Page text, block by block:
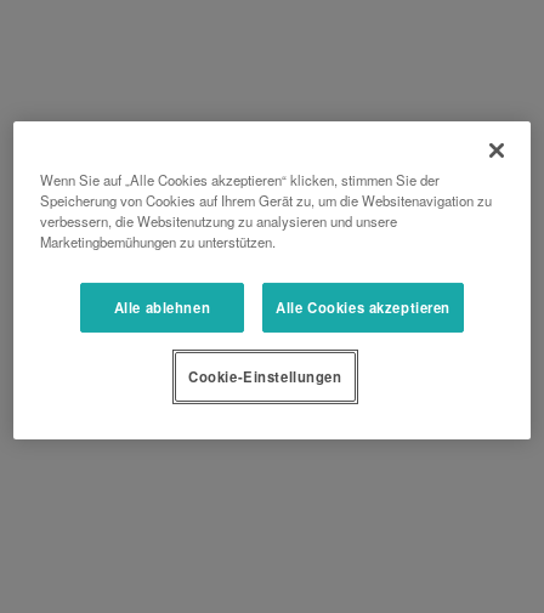
Wenn Sie auf „Alle Cookies akzeptieren“ klicken, stimmen Sie der
Speicherung von Cookies auf Ihrem Gerät zu, um die Websitenavigation zu
verbessern, die Websitenutzung zu analysieren und unsere
Marketingbemühungen zu unterstützen.
Alle ablehnen Alle Cookies akzeptieren
Cookie-Einstellungen